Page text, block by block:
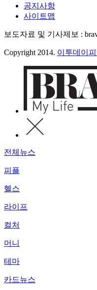
공지사항
사이트맵
보도자료 및 기사제보 :
Copyright 2014. 이투데이피
전체뉴스
피플
헬스
라이프
컬처
머니
테마
카드뉴스